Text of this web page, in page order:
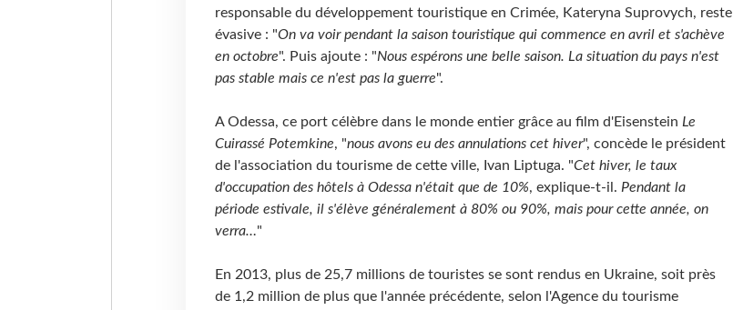
responsable du développement touristique en Crimée, Kateryna Suprovych, reste
évasive : "On va voir pendant la saison touristique qui commence en avril et s'achève
en octobre". Puis ajoute : "Nous espérons une belle saison. La situation du pays n'est
pas stable mais ce n'est pas la guerre".
A Odessa, ce port célèbre dans le monde entier grâce au film d'Eisenstein Le
Cuirassé Potemkine, "nous avons eu des annulations cet hiver", concède le président
de l'association du tourisme de cette ville, Ivan Liptuga. "Cet hiver, le taux
d'occupation des hôtels à Odessa n'était que de 10%, explique-t-il. Pendant la
période estivale, il s'élève généralement à 80% ou 90%, mais pour cette année, on
verra…"
En 2013, plus de 25,7 millions de touristes se sont rendus en Ukraine, soit près
de 1,2 million de plus que l'année précédente, selon l'Agence du tourisme